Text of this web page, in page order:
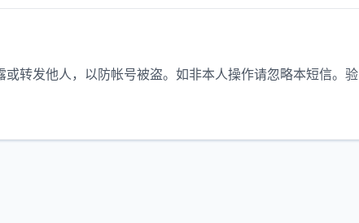
或转发他人，以防帐号被盗。如非本人操作请忽略本短信。验